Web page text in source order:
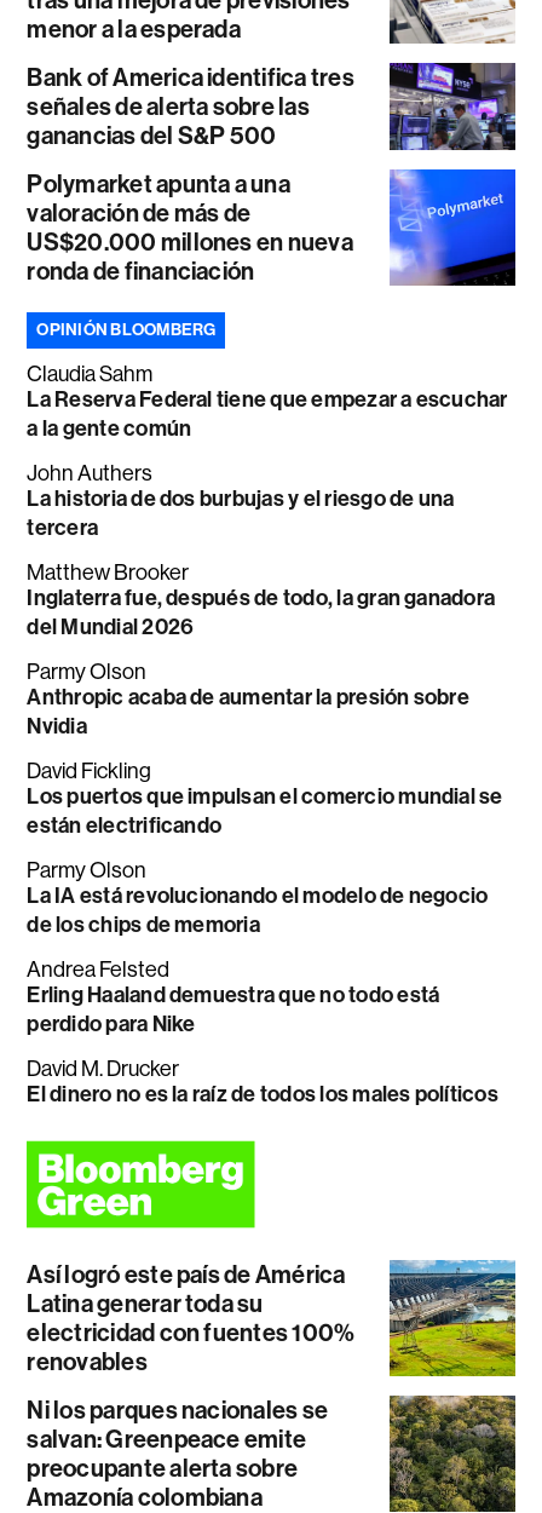
menor a la esperada
Bank of America identifica tres
señales de alerta sobre las
ganancias del S&P 500
Polymarket apunta a una
valoración de más de
US$20.000 millones en nueva
ronda de financiación
OPINIÓN BLOOMBERG
Claudia Sahm
La Reserva Federal tiene que empezar a escuchar
a la gente común
John Authers
La historia de dos burbujas y el riesgo de una
tercera
Matthew Brooker
Inglaterra fue, después de todo, la gran ganadora
del Mundial 2026
Parmy Olson
Anthropic acaba de aumentar la presión sobre
Nvidia
David Fickling
Los puertos que impulsan el comercio mundial se
están electrificando
Parmy Olson
La IA está revolucionando el modelo de negocio
de los chips de memoria
Andrea Felsted
Erling Haaland demuestra que no todo está
perdido para Nike
David M. Drucker
El dinero no es la raíz de todos los males políticos
Así logró este país de América
Latina generar toda su
electricidad con fuentes 100%
renovables
Ni los parques nacionales se
salvan: Greenpeace emite
preocupante alerta sobre
Amazonía colombiana